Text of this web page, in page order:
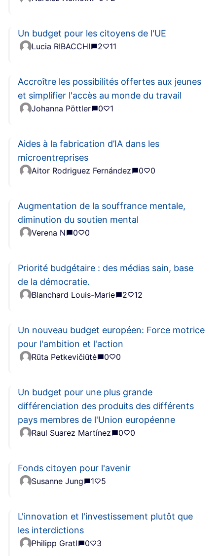
Un budget pour les citoyens de l'UE
Lucia RIBACCHI 2 11
Accroître les possibilités offertes aux jeunes
et simplifier l'accès au monde du travail
Johanna Pöttler 0 1
Aides à la fabrication d’IA dans les
microentreprises
Aitor Rodriguez Fernández 0 0
Augmentation de la souffrance mentale,
diminution du soutien mental
Verena N 0 0
Priorité budgétaire : des médias sain, base
de la démocratie.
Blanchard Louis-Marie 2 12
Un nouveau budget européen: Force motrice
pour l'ambition et l'action
Rūta Petkevičiūtė 0 0
Un budget pour une plus grande
différenciation des produits des différents
pays membres de l'Union européenne
Raul Suarez Martínez 0 0
Fonds citoyen pour l'avenir
Susanne Jung 1 5
L'innovation et l'investissement plutôt que
les interdictions
Philipp Gratl 0 3